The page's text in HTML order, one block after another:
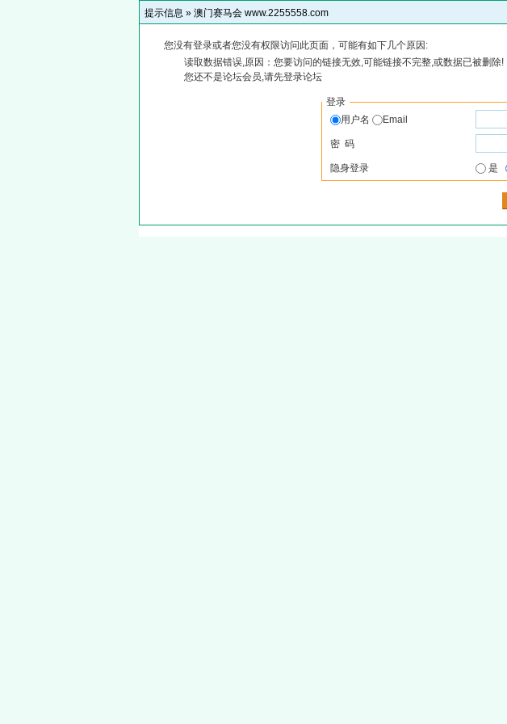
提示信息 » 澳门赛马会 www.2255558.com
您没有登录或者您没有权限访问此页面，可能有如下几个原因:
读取数据错误,原因：您要访问的链接无效,可能链接不完整,或数据已被删除!
您还不是论坛会员,请先登录论坛
登录
用户名
Email
密 码
隐身登录 是